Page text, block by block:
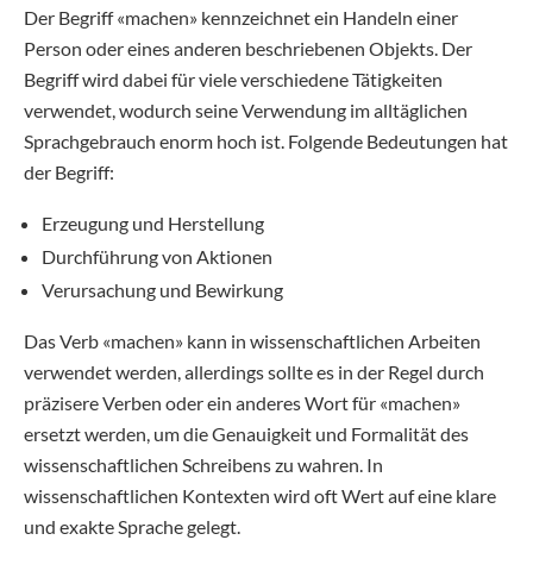
Der Begriff «machen» kennzeichnet ein Handeln einer
Person oder eines anderen beschriebenen Objekts. Der
Begriff wird dabei für viele verschiedene Tätigkeiten
verwendet, wodurch seine Verwendung im alltäglichen
Sprachgebrauch enorm hoch ist. Folgende Bedeutungen hat
der Begriff:
Erzeugung und Herstellung
Durchführung von Aktionen
Verursachung und Bewirkung
Das Verb «machen» kann in wissenschaftlichen Arbeiten
verwendet werden, allerdings sollte es in der Regel durch
präzisere Verben oder ein anderes Wort für «machen»
ersetzt werden, um die Genauigkeit und Formalität des
wissenschaftlichen Schreibens zu wahren. In
wissenschaftlichen Kontexten wird oft Wert auf eine klare
und exakte Sprache gelegt.